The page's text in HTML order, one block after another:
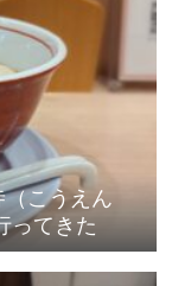
こうえん
ってきた